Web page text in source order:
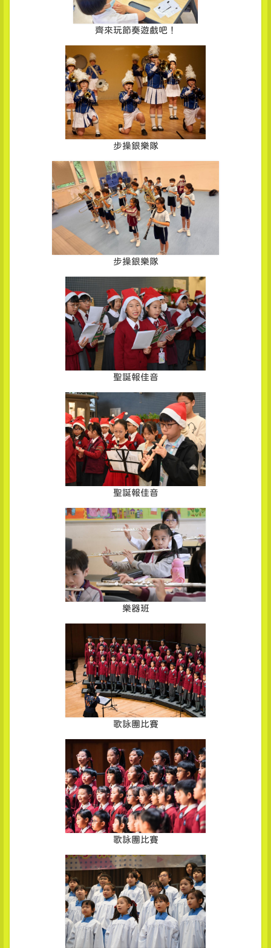
齊來玩節奏遊戲吧！
步操銀樂隊
步操銀樂隊
聖誕報佳音
聖誕報佳音
樂器班
歌詠團比賽
歌詠團比賽